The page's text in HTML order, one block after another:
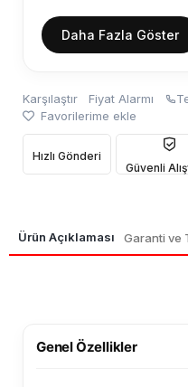
Daha Fazla Göster
Karşılaştır Fiyat Alarmı
Favorilerime ekle
Hızlı Gönderi
Güvenli
Ürün Açıklaması Garanti ve
Genel Özellikler